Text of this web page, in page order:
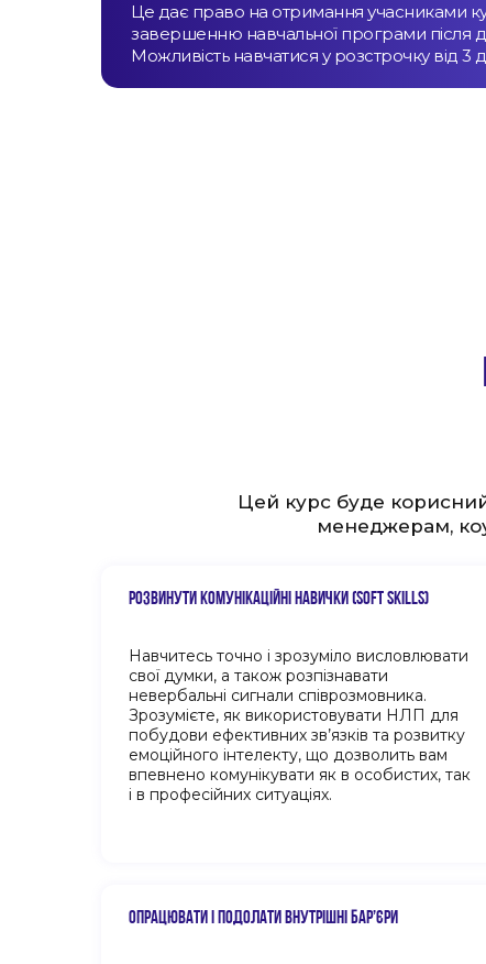
Це дає право на отримання учасниками
завершенню навчальної програми після
Можливість навчатися у розстрочку від 3
Цей курс буде
менеджерам,
РОЗВИНУТИ КОМУНІКАЦІЙНІ НАВИЧКИ (SOFT SKILLS)
Навчитесь точно і зрозуміло висловлювати
свої думки, а також розпізнавати
невербальні сигнали співрозмовника.
Зрозумієте, як використовувати НЛП для
побудови ефективних зв’язків та розвитку
емоційного інтелекту, що дозволить вам
впевнено комунікувати як в особистих, так
і в професійних ситуаціях.
ОПРАЦЮВАТИ І ПОДОЛАТИ ВНУТРІШНІ БАР’ЄРИ